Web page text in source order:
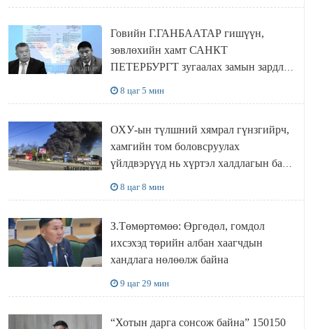
Говийн Г.ГАНБААТАР гишүүн,
зөвлөхийн хамт САНКТ
ПЕТЕРБУРГТ зугаалах замын зардлаа
8 цаг 5 мин
ОХУ-ын түлшний хямрал гүнзгийрч,
хамгийн том боловсруулах
үйлдвэрүүд нь хүртэл халдлагын бай
8 цаг 8 мин
З.Төмөртөмөө: Өргөдөл, гомдол
ихсэхэд төрийн албан хаагчдын
хандлага нөлөөлж байна
9 цаг 29 мин
“Хотын дарга сонсож байна” 150150